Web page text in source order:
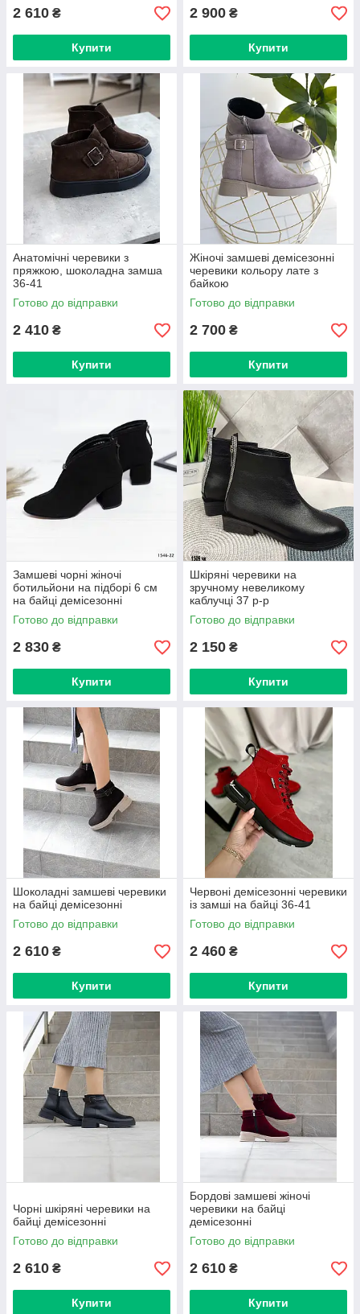
2 610 ₴
Купити
2 900 ₴
Купити
Анатомічні черевики з
пряжкою, шоколадна замша
36-41
Готово до відправки
2 410 ₴
Купити
Жіночі замшеві демісезонні
черевики кольору лате з
байкою
Готово до відправки
2 700 ₴
Купити
Замшеві чорні жіночі
ботильйони на підборі 6 см
на байці демісезонні
натуральна замша 36-41 код
1546-22
Готово до відправки
2 830 ₴
Купити
Шкіряні черевики на
зручному невеликому
каблучці 37 р-р
Готово до відправки
2 150 ₴
Купити
Шоколадні замшеві черевики
на байці демісезонні
Готово до відправки
2 610 ₴
Купити
Червоні демісезонні черевики
із замші на байці 36-41
Готово до відправки
2 460 ₴
Купити
Чорні шкіряні черевики на
байці демісезонні
Готово до відправки
2 610 ₴
Купити
Бордові замшеві жіночі
черевики на байці
демісезонні
Готово до відправки
2 610 ₴
Купити